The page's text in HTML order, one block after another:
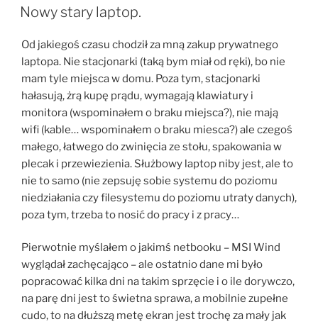
W
Nowy stary laptop.
Od jakiegoś czasu chodził za mną zakup prywatnego
laptopa. Nie stacjonarki (taką bym miał od ręki), bo nie
mam tyle miejsca w domu. Poza tym, stacjonarki
hałasują, żrą kupę prądu, wymagają klawiatury i
monitora (wspominałem o braku miejsca?), nie mają
wifi (kable… wspominałem o braku miesca?) ale czegoś
małego, łatwego do zwinięcia ze stołu, spakowania w
plecak i przewiezienia. Służbowy laptop niby jest, ale to
nie to samo (nie zepsuję sobie systemu do poziomu
niedziałania czy filesystemu do poziomu utraty danych),
poza tym, trzeba to nosić do pracy i z pracy…
Pierwotnie myślałem o jakimś netbooku – MSI Wind
wyglądał zachęcająco – ale ostatnio dane mi było
popracować kilka dni na takim sprzęcie i o ile dorywczo,
na parę dni jest to świetna sprawa, a mobilnie zupełne
cudo, to na dłuższą metę ekran jest trochę za mały jak